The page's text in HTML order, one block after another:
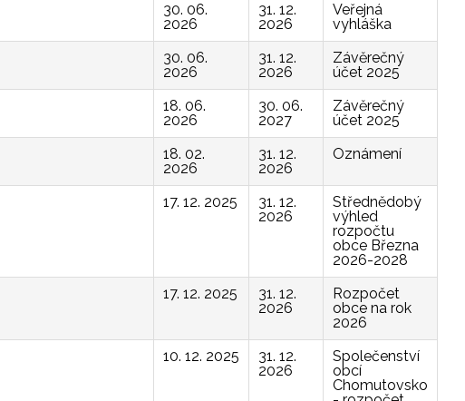
30. 06.
2026
31. 12.
2026
Veřejná
vyhláška
30. 06.
2026
31. 12.
2026
Závěrečný
účet 2025
18. 06.
2026
30. 06.
2027
Závěrečný
účet 2025
18. 02.
2026
31. 12.
2026
Oznámení
17. 12. 2025
31. 12.
2026
Střednědobý
výhled
rozpočtu
obce Března
2026-2028
17. 12. 2025
31. 12.
2026
Rozpočet
obce na rok
2026
10. 12. 2025
31. 12.
2026
Společenství
obcí
Chomutovsko